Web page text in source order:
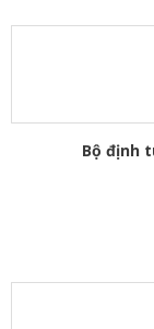
Bộ định